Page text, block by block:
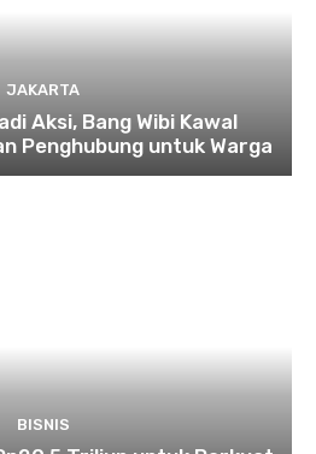
JAKARTA
Aksi, Bang Wibi Kawal
Penghubung untuk Warga
BISNIS